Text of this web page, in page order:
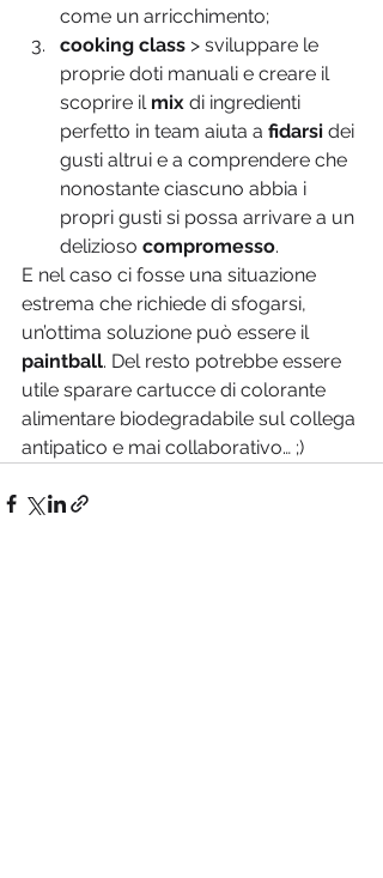
come un arricchimento;
cooking class > sviluppare le
proprie doti manuali e creare il
scoprire il mix di ingredienti
perfetto in team aiuta a fidarsi dei
gusti altrui e a comprendere che
nonostante ciascuno abbia i
propri gusti si possa arrivare a un
delizioso compromesso.
E nel caso ci fosse una situazione
estrema che richiede di sfogarsi,
un’ottima soluzione può essere il
paintball. Del resto potrebbe essere
utile sparare cartucce di colorante
alimentare biodegradabile sul collega
antipatico e mai collaborativo… ;)